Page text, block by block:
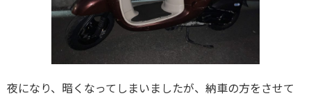
夜になり、暗くなってしまいましたが、納車の方をさせて